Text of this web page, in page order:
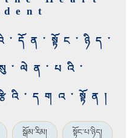
སྒོམ་རིམ། སྟོང་པ་ཉིད།